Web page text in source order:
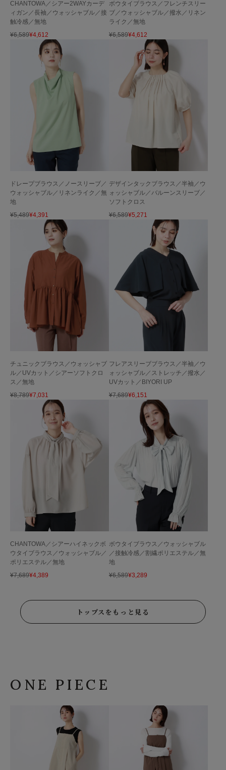
CHANTOWA／シアー2WAYカーデ
ィガン／長袖／ウォッシャブル／接
触冷感／無地
¥6,589¥4,612
ボウタイブラウス／フレンチスリー
ブ／ウォッシャブル／撥水／リネン
ライク／無地
¥6,589¥4,612
ドレープブラウス／ノースリーブ／
ウォッシャブル／リネンライク／無
地
¥5,489¥4,391
デザインタックブラウス／半袖／ウ
ォッシャブル／バルーンスリーブ／
ソフトクロス
¥6,589¥5,271
チュニックブラウス／ウォッシャブ
ル／UVカット／シアーソフトクロ
ス／無地
¥8,789¥7,031
フレアスリーブブラウス／半袖／ウ
ォッシャブル／ストレッチ／撥水／
UVカット／BIYORI UP
¥7,689¥6,151
CHANTOWA／シアーハイネックボ
ウタイブラウス／ウォッシャブル／
ポリエステル／無地
¥7,689¥4,389
ボウタイブラウス／ウォッシャブル
／接触冷感／割繊ポリエステル／無
地
¥6,589¥3,289
トップスをもっと見る
ONE PIECE